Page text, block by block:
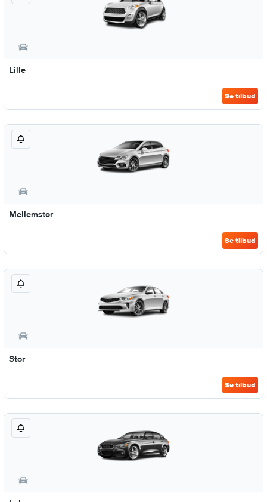
Lille
Se tilbud
Mellemstor
Se tilbud
Stor
Se tilbud